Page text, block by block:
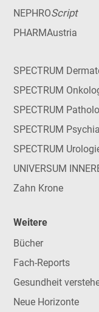
NEPHROScript
PHARMAustria
SPECTRUM
SPECTRUM
SPECTRUM
SPECTRUM
SPECTRUM
UNIVERSUM
Zahn Krone
Weitere
Bücher
Fach-Reports
Gesundheit
Neue Horizonte